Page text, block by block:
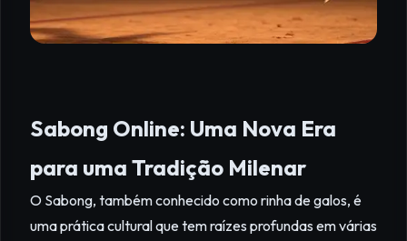
Sabong Online: Uma Nova Era
para uma Tradição Milenar
O Sabong, também conhecido como rinha de galos, é
uma prática cultural que tem raízes profundas em várias